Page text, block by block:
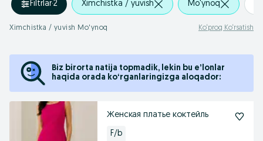
Filtrlar·2 Ximchistka / yuvish Mo'ynoq
Ximchistka / yuvish Mo'ynoq Ko‘proq Ko‘rsatish
Biz birorta natija topmadik, lekin bu eʼlonlar
haqida orada koʻrganlaringizga aloqador:
Женская платье коктейль
F/b